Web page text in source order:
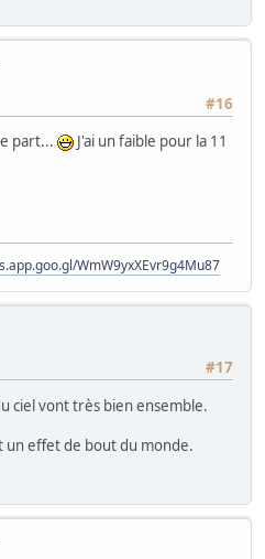
#16
part...
J'ai un faible pour la 11
WmW9yxXEvr9g4Mu87
#17
ciel vont très bien ensemble.
effet de bout du monde.